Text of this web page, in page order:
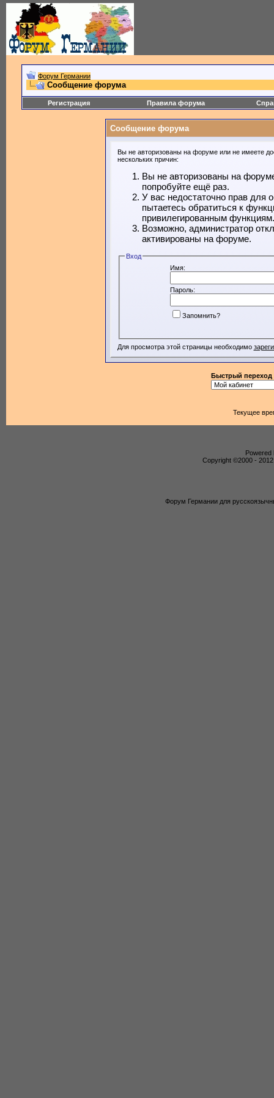
Форум Германии
Сообщение форума
Регистрация Правила форума
Сообщение форума
Вы не авторизованы на форуме или не имеете
нескольких причин:
Вы не авторизованы на
попробуйте ещё раз.
У вас недостаточно прав для
пытаетесь обратиться к
привилегированным функциям.
Возможно, администратор
активированы на форуме.
Вход
Имя:
Пароль:
Запомнить?
Для просмотра этой страницы необходимо
Быстрый переход
Текущее
Powered
Copyright ©2000 -
Форум Германии для